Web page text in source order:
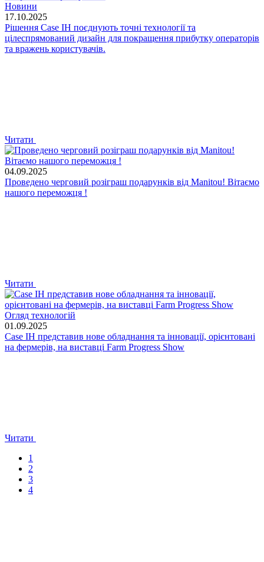
Новини
17.10.2025
Рішення Case IH поєднують точні технології та
цілеспрямований дизайн для покращення прибутку операторів
та вражень користувачів.
Читати
04.09.2025
Проведено черговий розіграш подарунків від Manitou! Вітаємо
нашого переможця !
Читати
Огляд технологій
01.09.2025
Case IH представив нове обладнання та інновації, орієнтовані
на фермерів, на виставці Farm Progress Show
Читати
1
2
3
4